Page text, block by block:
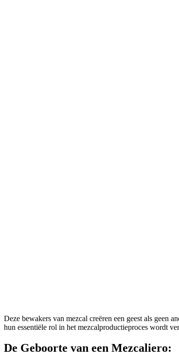
Deze bewakers van mezcal creëren een geest als geen
hun essentiële rol in het mezcalproductieproces wordt
De Geboorte van een Mezcaliero: